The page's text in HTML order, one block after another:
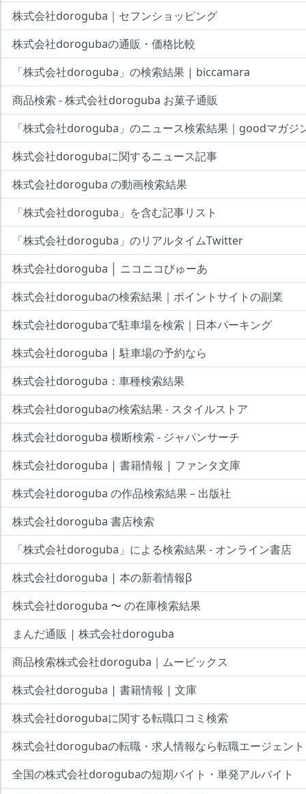
株式会社doroguba｜セフンショッピング
株式会社dorogubaの通販・価格比較
「株式会社doroguba」の検索結果 | biccamara
商品検索 - 株式会社doroguba お菓子通販
「株式会社doroguba」のニュース検索結果｜goodマガジ
株式会社dorogubaに関するニュース記事
株式会社doroguba の動画検索結果
「株式会社doroguba」を含む記事リスト
「株式会社doroguba」のリアルタイムTwitter
株式会社doroguba │ ニコニコびゅーあ
株式会社dorogubaの検索結果｜ポイントサイトの副業
株式会社dorogubaで駐車場を検索｜日本パーキング
株式会社doroguba | 駐車場の予約なら
株式会社doroguba：車種検索結果
株式会社dorogubaの検索結果 - スタイルストア
株式会社doroguba 横断検索 - ジャパンサーチ
株式会社doroguba | 書籍情報 | ファンタ文庫
株式会社doroguba の作品検索結果 – 出版社
株式会社doroguba 書店検索
「株式会社doroguba」による検索結果 - オンライン書店
株式会社doroguba | 本の新着情報β
株式会社doroguba 〜 の在庫検索結果
まんだ通販 | 株式会社doroguba
商品検索株式会社doroguba｜ムービックス
株式会社doroguba | 書籍情報 | 文庫
株式会社dorogubaに関する転職口コミ検索
株式会社dorogubaの転職・求人情報なら転職エージェント
全国の株式会社dorogubaの短期バイト・単発アルバイト